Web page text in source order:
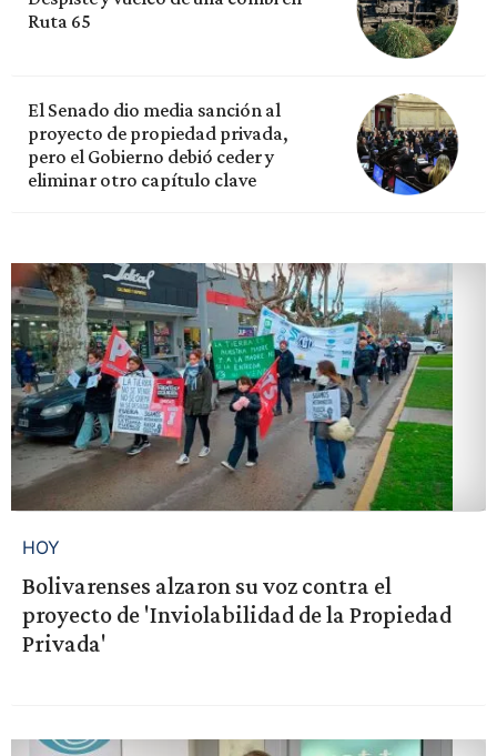
Ruta 65
El Senado dio media sanción al
proyecto de propiedad privada,
pero el Gobierno debió ceder y
eliminar otro capítulo clave
HOY
Bolivarenses alzaron su voz contra el
proyecto de 'Inviolabilidad de la Propiedad
Privada'